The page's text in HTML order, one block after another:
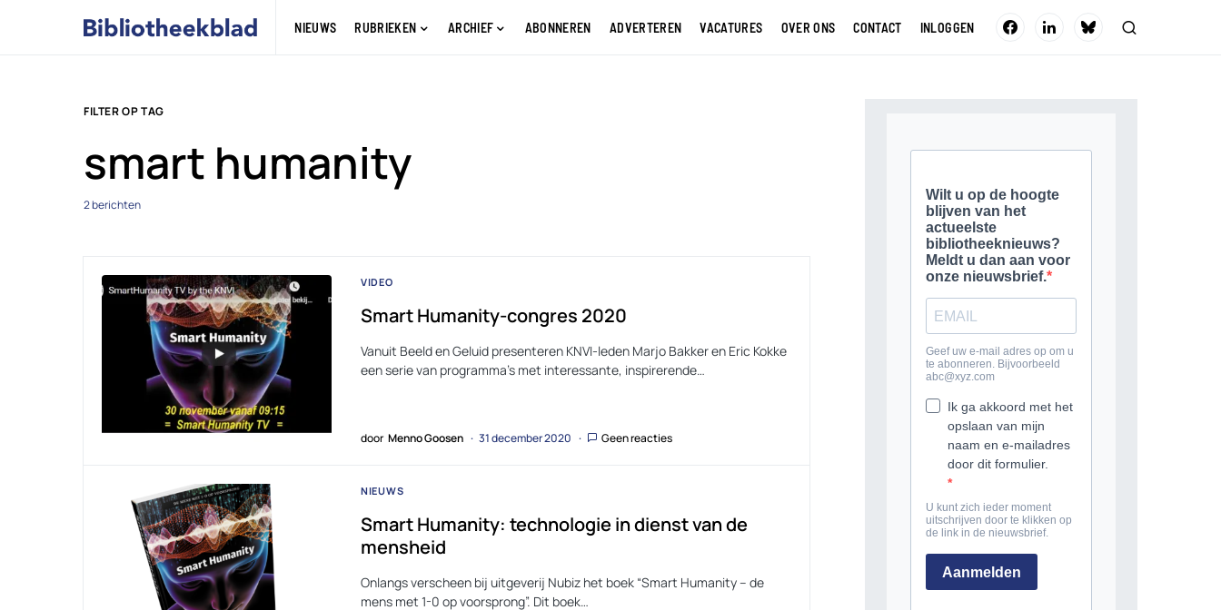
NIEUWS RUBRIEKEN ARCHIEF ABONNEREN ADVERTEREN VACATURES OVER ONS CONTACT INLOGGEN
FILTER OP TAG
smart humanity
2 berichten
VIDEO
Smart Humanity-congres 2020
Vanuit Beeld en Geluid presenteren KNVI-leden Marjo Bakker en Eric Kokke
een serie van programma’s met interessante, inspirerende…
door Menno Goosen 31 december 2020 Geen reacties
NIEUWS
Smart Humanity: technologie in dienst van de
mensheid
Onlangs verscheen bij uitgeverij Nubiz het boek “Smart Humanity – de
mens met 1-0 op voorsprong”. Dit boek…